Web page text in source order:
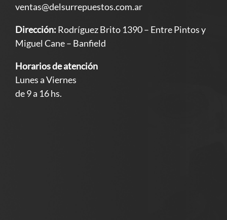
ventas@delsurrepuestos.com.ar
Dirección: Rodríguez Brito 1390 – Entre Pintos y
Miguel Cane – Banfield
Horarios de atención
Lunes a Viernes
de 9 a 16 hs.